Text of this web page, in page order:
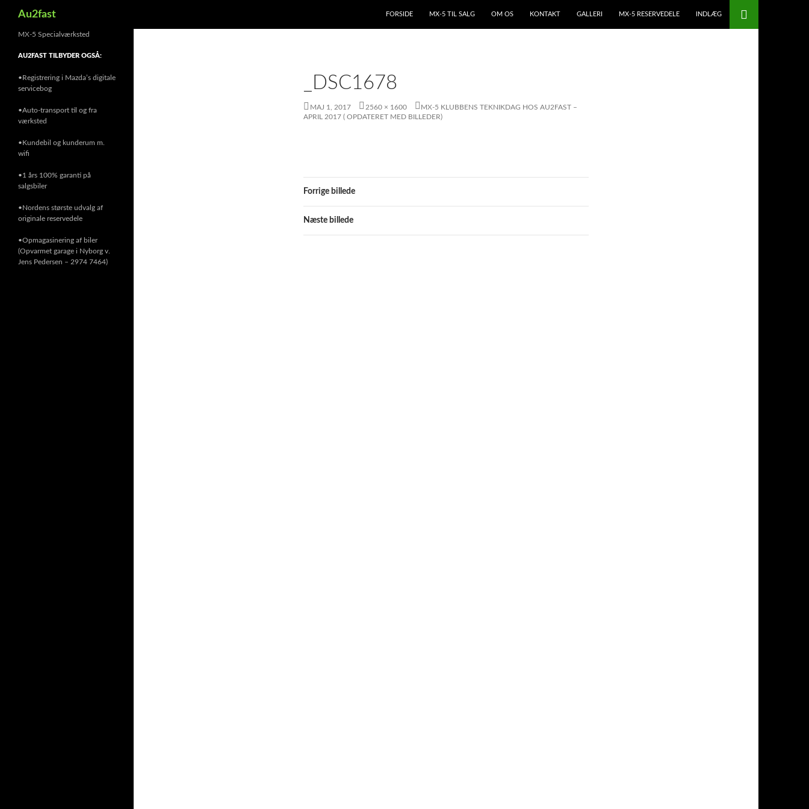
Au2fast
FORSIDE
MX-5 TIL SALG OM OS KONTAKT GALLERI MX-5 RESERVEDELE INDLÆG
_DSC1678
MAJ 1, 2017 2560 × 1600
MX-5 KLUBBENS TEKNIKDAG HOS AU2FAST –
APRIL 2017 ( OPDATERET MED BILLEDER)
Forrige billede
Næste billede
MX-5 Specialværksted
AU2FAST TILBYDER OGSÅ:
•Registrering i Mazda’s digitale
servicebog
•Auto-transport til og fra
værksted
•Kundebil og kunderum m.
wifi
•1 års 100% garanti på
salgsbiler
•Nordens største udvalg af
originale reservedele
•Opmagasinering af biler
(Opvarmet garage i Nyborg v.
Jens Pedersen – 2974 7464)